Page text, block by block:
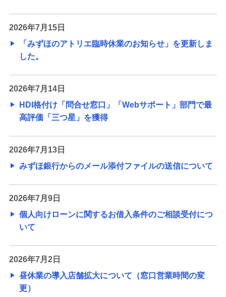
2026年7月15日
「みずほのアトリエ臨時休業のお知らせ」を更新しま
した。
2026年7月14日
HDI格付け「問合せ窓口」「Webサポート」部門で最
高評価「三つ星」を獲得
2026年7月13日
みずほ銀行からのメール添付ファイルの送信について
2026年7月9日
個人向けローンに関するお借入条件のご相談受付につ
いて
2026年7月2日
昼休業の導入店舗拡大について（窓口営業時間の変
更）